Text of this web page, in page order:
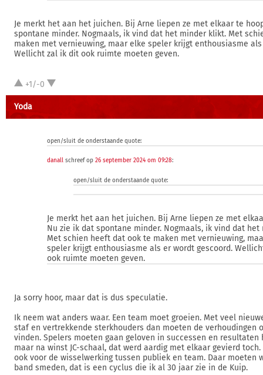
Je merkt het aan het juichen. Bij Arne liepen ze met elkaar te
spontane minder. Nogmaals, ik vind dat het minder klikt. Met
maken met vernieuwing, maar elke speler krijgt enthousiasme
Wellicht zal ik dit ook ruimte moeten geven.
+1/-0
Yoda
open/sluit de onderstaande quote:
danall schreef op 26 september 2024 om 09:28:
open/sluit de onderstaande quote:
Je merkt het aan het juichen. Bij Arne liepen ze met
Nu zie ik dat spontane minder. Nogmaals, ik vind dat
Met schien heeft dat ook te maken met vernieuwing,
speler krijgt enthousiasme als er wordt gescoord.
ook ruimte moeten geven.
Ja sorry hoor, maar dat is dus speculatie.
Ik neem wat anders waar. Een team moet groeien. Met veel
staf en vertrekkende sterkhouders dan moeten de verhoudingen
vinden. Spelers moeten gaan geloven in successen en resultaten
maar na winst JC-schaal, dat werd aardig met elkaar gevierd
ook voor de wisselwerking tussen publiek en team. Daar moeten
band smeden, dat is een cyclus die ik al 30 jaar zie in de Kuip.